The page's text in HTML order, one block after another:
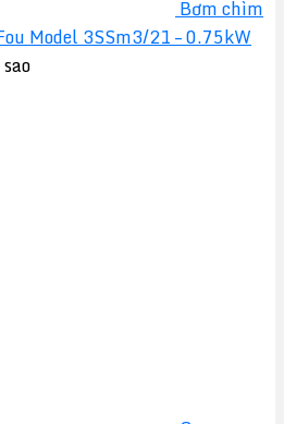
Bơm chìm
Model 3SSm3/21 – 0.75kW